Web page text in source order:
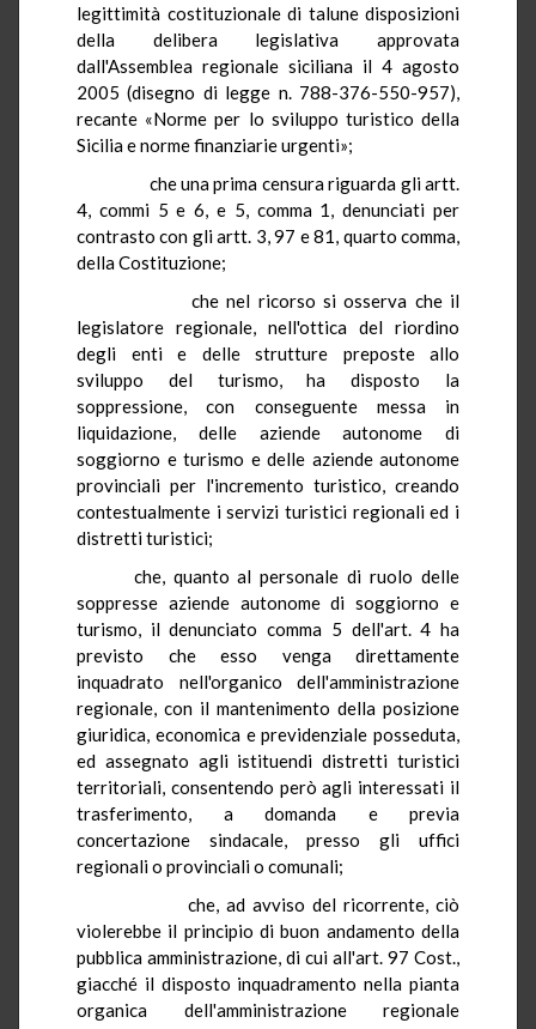
legittimità costituzionale di talune disposizioni
della delibera legislativa approvata
dall'Assemblea regionale siciliana il 4 agosto
2005 (disegno di legge n. 788-376-550-957),
recante «Norme per lo sviluppo turistico della
Sicilia e norme finanziarie urgenti»;
che una prima censura riguarda gli artt.
4, commi 5 e 6, e 5, comma 1, denunciati per
contrasto con gli artt. 3, 97 e 81, quarto comma,
della Costituzione;
che nel ricorso si osserva che il
legislatore regionale, nell'ottica del riordino
degli enti e delle strutture preposte allo
sviluppo del turismo, ha disposto la
soppressione, con conseguente messa in
liquidazione, delle aziende autonome di
soggiorno e turismo e delle aziende autonome
provinciali per l'incremento turistico, creando
contestualmente i servizi turistici regionali ed i
distretti turistici;
che, quanto al personale di ruolo delle
soppresse aziende autonome di soggiorno e
turismo, il denunciato comma 5 dell'art. 4 ha
previsto che esso venga direttamente
inquadrato nell'organico dell'amministrazione
regionale, con il mantenimento della posizione
giuridica, economica e previdenziale posseduta,
ed assegnato agli istituendi distretti turistici
territoriali, consentendo però agli interessati il
trasferimento, a domanda e previa
concertazione sindacale, presso gli uffici
regionali o provinciali o comunali;
che, ad avviso del ricorrente, ciò
violerebbe il principio di buon andamento della
pubblica amministrazione, di cui all'art. 97 Cost.,
giacché il disposto inquadramento nella pianta
organica dell'amministrazione regionale